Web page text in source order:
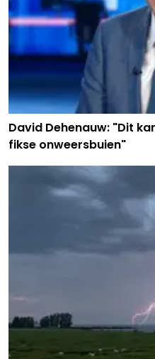
David Dehenauw: "Dit
fikse onweersbuien"